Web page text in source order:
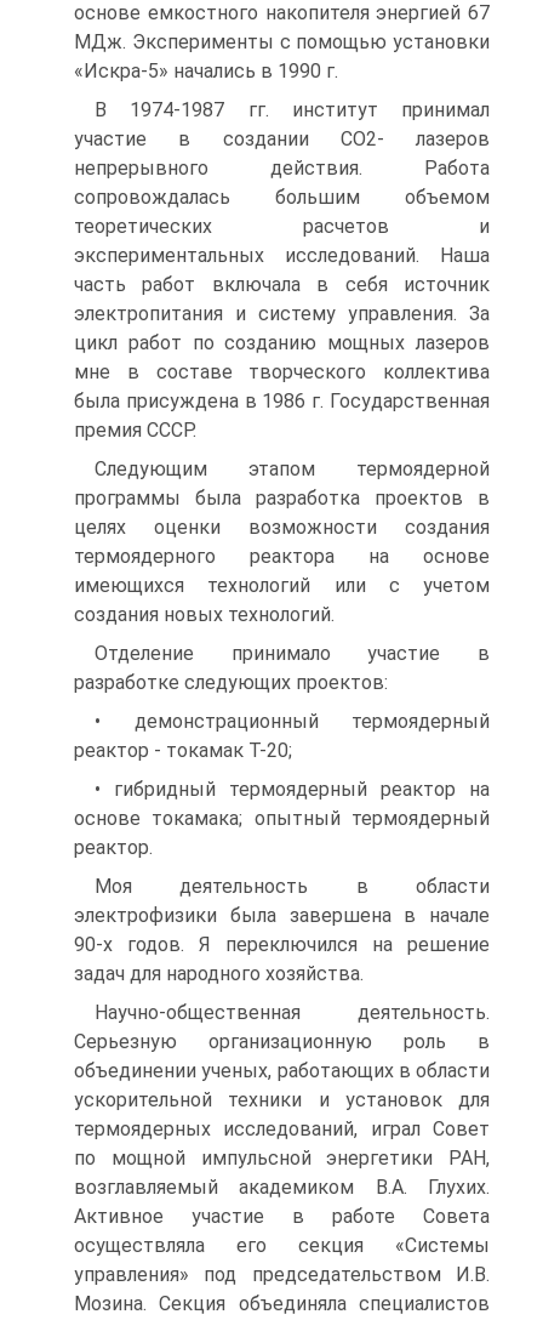
основе емкостного накопителя энергией 67
МДж. Эксперименты с помощью установки
«Искра-5» начались в 1990 г.
В 1974-1987 гг. институт принимал
участие в создании CO2- лазеров
непрерывного действия. Работа
сопровождалась большим объемом
теоретических расчетов и
экспериментальных исследований. Наша
часть работ включала в себя источник
электропитания и систему управления. За
цикл работ по созданию мощных лазеров
мне в составе творческого коллектива
была присуждена в 1986 г. Государственная
премия СССР.
Следующим этапом термоядерной
программы была разработка проектов в
целях оценки возможности создания
термоядерного реактора на основе
имеющихся технологий или с учетом
создания новых технологий.
Отделение принимало участие в
разработке следующих проектов:
• демонстрационный термоядерный
реактор - токамак Т-20;
• гибридный термоядерный реактор на
основе токамака; опытный термоядерный
реактор.
Моя деятельность в области
электрофизики была завершена в начале
90-х годов. Я переключился на решение
задач для народного хозяйства.
Научно-общественная деятельность.
Серьезную организационную роль в
объединении ученых, работающих в области
ускорительной техники и установок для
термоядерных исследований, играл Совет
по мощной импульсной энергетики РАН,
возглавляемый академиком В.А. Глухих.
Активное участие в работе Совета
осуществляла его секция «Системы
управления» под председательством И.В.
Мозина. Секция объединяла специалистов